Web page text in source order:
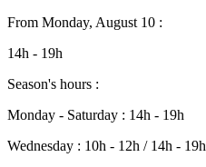
From Monday, August 10 :
14h - 19h
Season's hours :
Monday - Saturday : 14h - 19h
Wednesday : 10h - 12h / 14h - 19h